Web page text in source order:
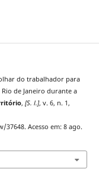
olhar do trabalhador para
de Janeiro durante a
, [S. l.], v. 6, n. 1,
Acesso em: 8 ago.